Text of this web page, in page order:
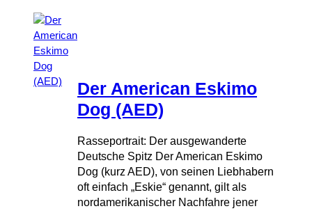
Der American Eskimo
Dog (AED)
Rasseportrait: Der ausgewanderte
Deutsche Spitz Der American Eskimo
Dog (kurz AED), von seinen Liebhabern
oft einfach „Eskie“ genannt, gilt als
nordamerikanischer Nachfahre jener